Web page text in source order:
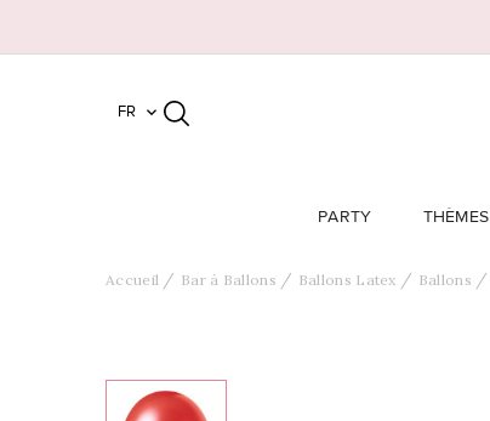
FR 
PARTY THÈMES
Accueil Bar à Ballons Ballons Latex Ballons